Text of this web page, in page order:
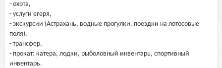
- охота,
- услуги егеря,
- экскурсии (Астрахань, водные прогулки, поездки на лотосовые
поля),
- трансфер,
- прокат: катера, лодки, рыболовный инвентарь, спортивный
инвентарь.